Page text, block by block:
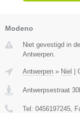
Modeno
Niet gevestigd in
Antwerpen.
Antwerpen » Niel
Antwerpsestraat
Tel: 0456197245 ,